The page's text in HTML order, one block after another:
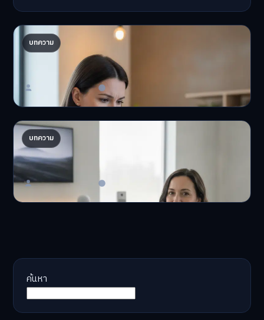
บทความ
ปรับพอร์ตรับ ‘เงินดิจิทัล 2.0’ จัดสรรงบอย่างไรไม่
ให้พัง
'เงินดิจิทัล 2.0' มาแล…
Master Bussiness 23 มิถุนายน 2026
บทความ
AI จัดพอร์ตให้ปัง! เทรนด์ลงทุนยุคใหม่ ไม่ต้องเฝ้า
จอ
AI จัดพอร์ตให้ปัง! หมด…
Master Bussiness 23 มิถุนายน 2026
ค้นหา